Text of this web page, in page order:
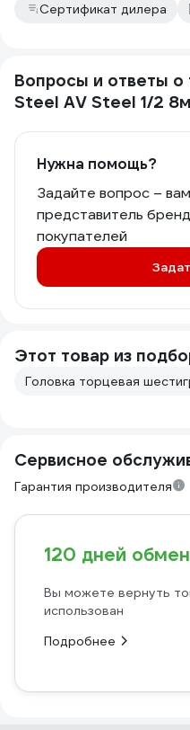
Сертификат дилера
Вопросы и ответы о
Steel AV Steel 1/2
Нужна помощь?
Задайте вопрос –
представитель
покупателей
Этот товар из
Головка торцевая
Сервисное
Гарантия производителя
120 дней
Вы можете вернуть
использован
Подробнее